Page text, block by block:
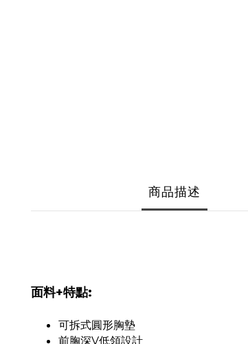
商品描述
面料+特點:
可拆式圓形胸墊
前胸深V低領設計